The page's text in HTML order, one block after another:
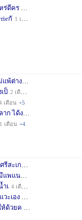
ร่ดีคร
กั 1 เดือน
ต่างชา
ป็ 2 เดือน
เดือน +5
าก ได้ง
เดือน +4
เกษครั
พแนะน
เ 4 เดือน
เอง จ
ห้ด้วยค